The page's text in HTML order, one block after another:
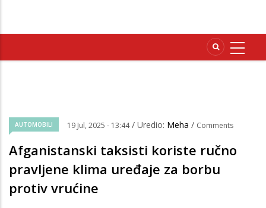
AUTOMOBILI 19 Jul, 2025 - 13:44 / Uredio: Meha / Comments
Afganistanski taksisti koriste ručno
pravljene klima uređaje za borbu
protiv vrućine